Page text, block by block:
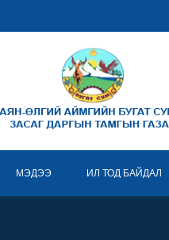
МЭДЭЭ ИЛ ТОД БАЙДАЛ